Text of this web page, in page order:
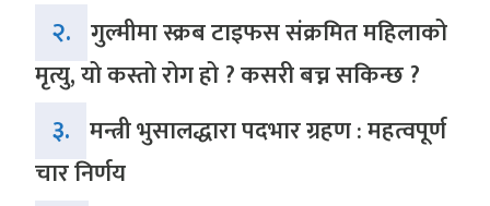
२. गुल्मीमा स्क्रब टाइफस संक्रमित महिलाको
मृत्यु, यो कस्तो रोग हो ? कसरी बच्न सकिन्छ ?
३. मन्त्री भुसालद्धारा पदभार ग्रहण : महत्वपूर्ण
चार निर्णय